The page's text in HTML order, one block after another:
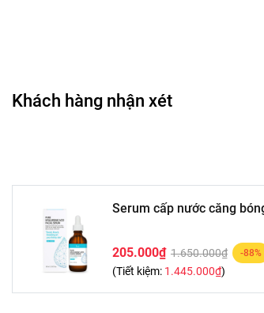
Khách hàng nhận xét
Serum cấp nước căng
205.000₫ 1.650.000₫ -88%
(Tiết kiệm: 1.445.000₫)